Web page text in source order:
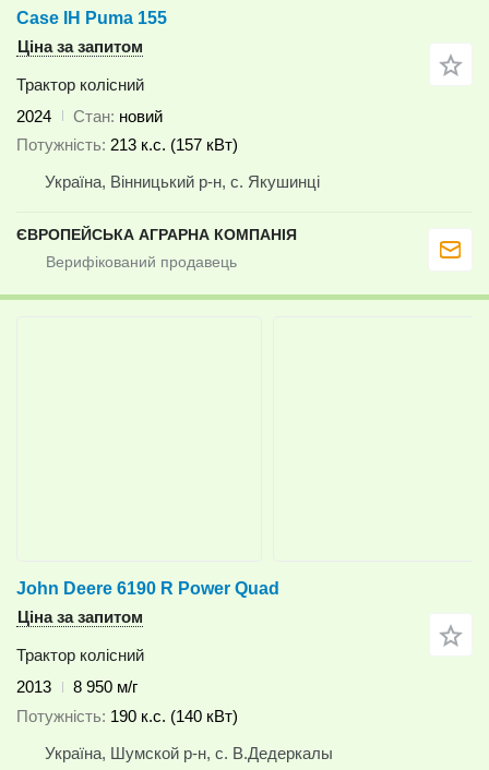
Case IH Puma 155
Ціна за запитом
Трактор колісний
2024
Стан новий
Потужність 213 к.с. (157 кВт)
Україна, Вінницький р-н, с. Якушинці
ЄВРОПЕЙСЬКА АГРАРНА КОМПАНІЯ
John Deere 6190 R Power Quad
Ціна за запитом
Трактор колісний
2013
8 950 м/г
Потужність 190 к.с. (140 кВт)
Україна, Шумской р-н, с. В.Дедеркалы